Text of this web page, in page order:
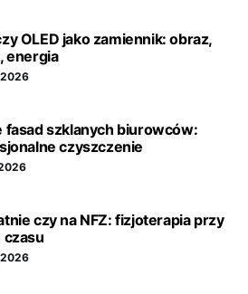
OLED jako zamiennik: obraz,
energia
fasad szklanych biurowców:
czyszczenie
czy na NFZ: fizjoterapia przy
czasu